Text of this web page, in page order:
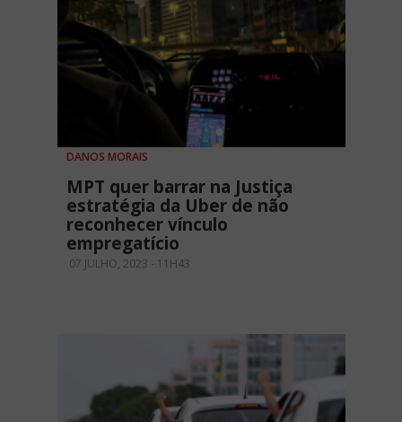
DANOS MORAIS
MPT quer barrar na Justiça
estratégia da Uber de não
reconhecer vínculo
empregatício
07 JULHO, 2023 - 11H43